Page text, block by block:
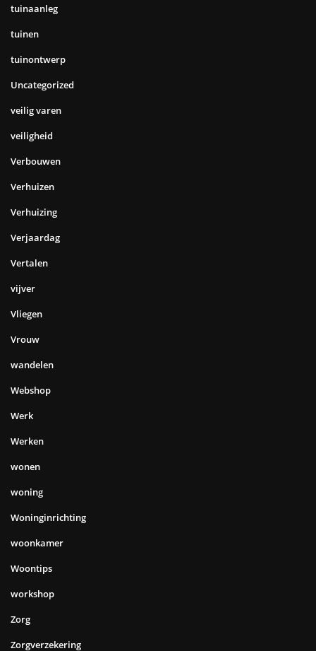
tuinaanleg
tuinen
tuinontwerp
Uncategorized
veilig varen
veiligheid
Verbouwen
Verhuizen
Verhuizing
Verjaardag
Vertalen
vijver
Vliegen
Vrouw
wandelen
Webshop
Werk
Werken
wonen
woning
Woninginrichting
woonkamer
Woontips
workshop
Zorg
Zorgverzekering